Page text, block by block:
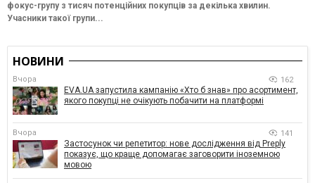
фокус-групу з тисяч потенційних покупців за декілька хвилин.
Учасники такої групи...
НОВИНИ
Вчора 162
EVA.UA запустила кампанію «Хто б знав» про асортимент,
якого покупці не очікують побачити на платформі
Вчора 141
Застосунок чи репетитор: нове дослідження від Preply
показує, що краще допомагає заговорити іноземною
мовою